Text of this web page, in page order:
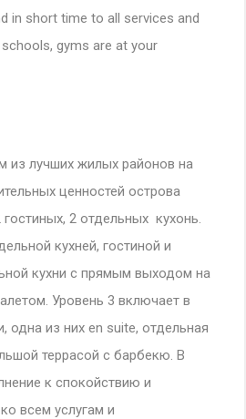
in short time to all services and
gyms are at your
из лучших жилых районов на
ценностей острова
2 отдельных кухонь.
кухней, гостиной и
кухни с прямым выходом на
Уровень 3 включает в
одна из них en suite, отдельная
террасой с барбекю. В
к спокойствию и
всем услугам и